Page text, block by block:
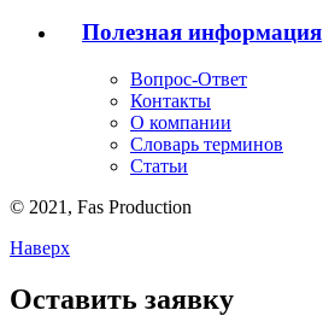
Полезная информация
Вопрос-Ответ
Контакты
О компании
Словарь терминов
Статьи
© 2021, Fas Production
Наверх
Оставить заявку